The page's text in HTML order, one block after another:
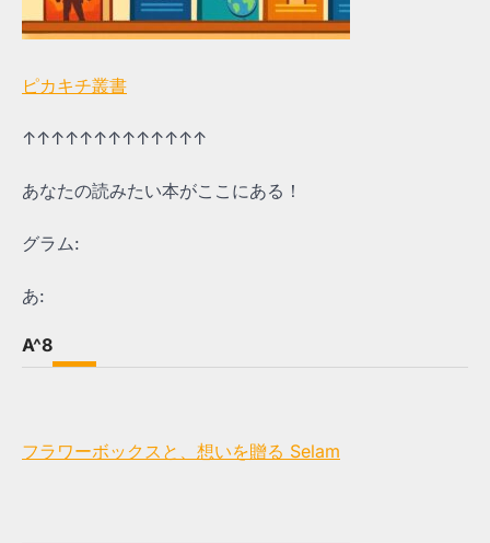
ピカキチ叢書
↑↑↑↑↑↑↑↑↑↑↑↑↑
あなたの読みたい本がここにある！
グラム:
あ:
A^8
フラワーボックスと、想いを贈る Selam